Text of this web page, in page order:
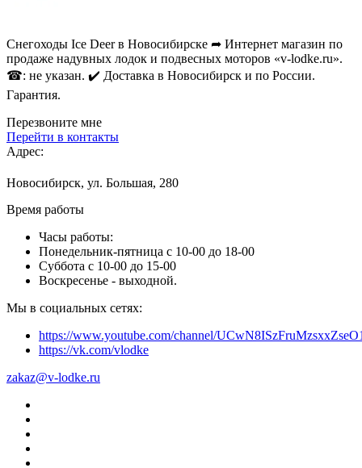
Снегоходы Ice Deer в Новосибирске ➦ Интернет магазин по
продаже надувных лодок и подвесных моторов «v-lodke.ru».
☎: не указан. ✔️ Доставка в Новосибирск и по России.
Гарантия.
Перезвоните мне
Перейти в контакты
Адрес:
Новосибирск, ул. Большая, 280
Время работы
Часы работы:
Понедельник-пятница с 10-00 до 18-00
Суббота с 10-00 до 15-00
Воскресенье - выходной.
Мы в социальных сетях:
https://www.youtube.com/channel/
https://vk.com/vlodke
zakaz@v-lodke.ru